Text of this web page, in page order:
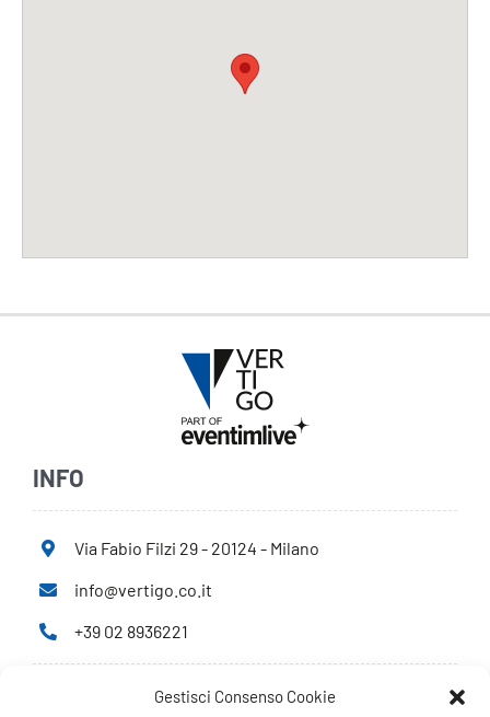
Gestisci Consenso Cookie
INFO
Via Fabio Filzi 29 - 20124 - Milano
info@vertigo.co.it
+39 02 8936221
Privacy Policy